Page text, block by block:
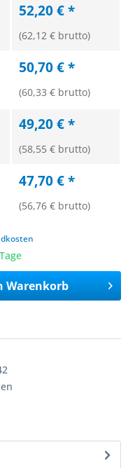
52,20 € *
(62,12 € brutto)
50,70 € *
(60,33 € brutto)
49,20 € *
(58,55 € brutto)
47,70 € *
(56,76 € brutto)
Warenkorb